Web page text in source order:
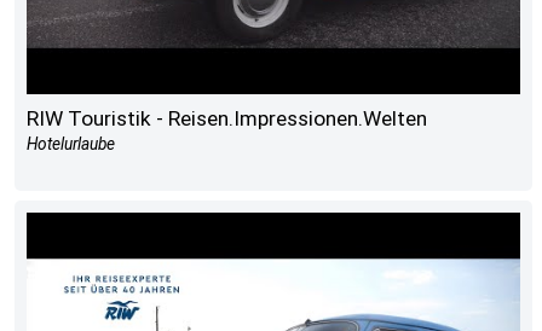
RIW Touristik - Reisen.Impressionen.Welten
Hotelurlaube